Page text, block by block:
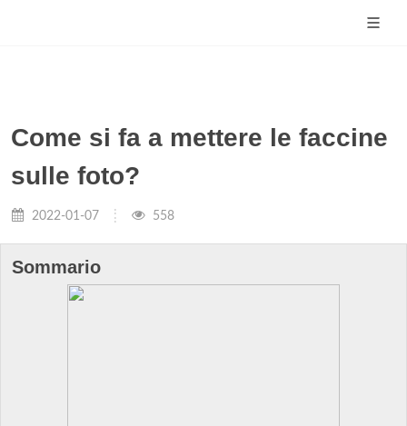
Come si fa a mettere le faccine
sulle foto?
2022-01-07 558
Sommario